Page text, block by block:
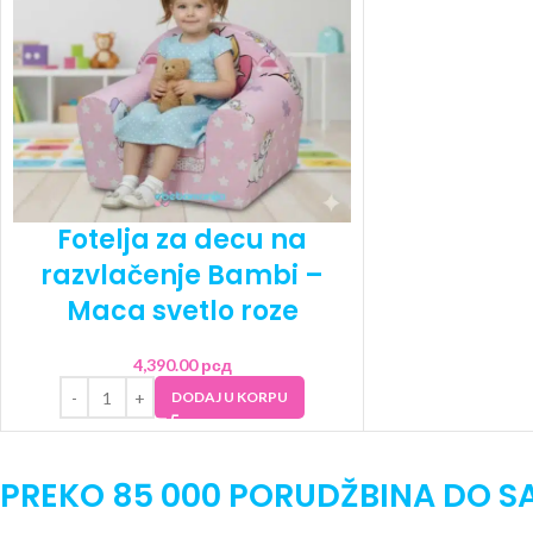
Fotelja za decu na
razvlačenje Bambi –
Maca svetlo roze
4,390.00рсд
DODAJ U KORPU
PREKO 85 000 PORUDŽBINA DO